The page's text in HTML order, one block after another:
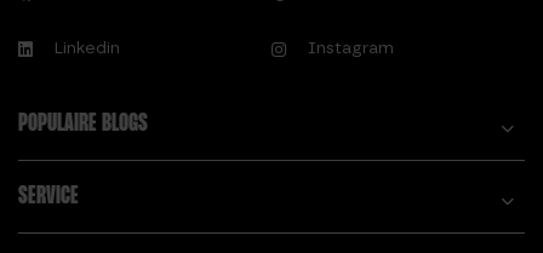
Linkedin Instagram
POPULAIRE BLOGS
SERVICE